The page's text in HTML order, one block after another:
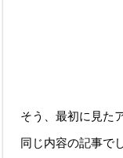
そう、最初に見た
同じ内容の記事で